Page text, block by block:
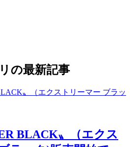
の最新記事
BLACK〟（エクス